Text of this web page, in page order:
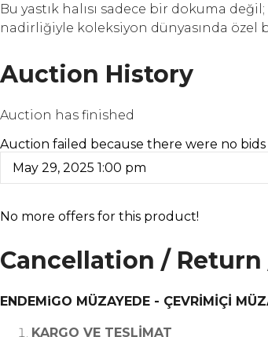
Bu yastık halısı sadece bir dokuma
nadirliğiyle koleksiyon dünyasında özel
Auction History
Auction has finished
Auction failed because there were no bids
May 29, 2025 1:00 pm
No more offers for this product!
Cancellation /
ENDEMiGO MÜZAYEDE - ÇEVRİMİÇİ
KARGO VE TESLİMAT